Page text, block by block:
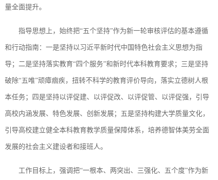
量全面提升。
指导思想上，始终把“五个坚持”作为新一轮审核评估的基本遵循
和行动指南：一是坚持以习近平新时代中国特色社会主义思想为指
导；二是坚持落实教育“四个服务”和新时代本科教育要求；三是坚持
破除“五唯”顽瘴痼疾，扭转不科学的教育评价导向，落实立德树人根
本任务；四是坚持以评促建、以评促改、以评促管、以评促强，引导
高校内涵发展、特色发展、创新发展；五是坚持构建大学质量文化，
引导高校建立健全本科教育教学质量保障体系，培养德智体美劳全面
发展的社会主义建设者和接班人。
工作目标上，强调把“一根本、两突出、三强化、五个度”作为新